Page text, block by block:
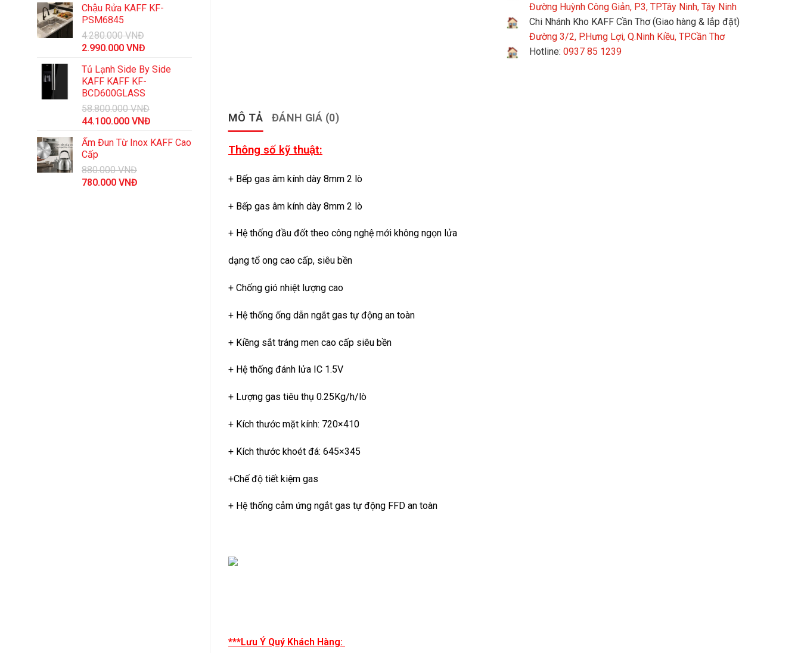
là:
7.880.000 VNĐ.
tại
Chậu Rửa KAFF KF-
PSM6845
4.280.000VNĐ
Giá
là:
4.280.000 VNĐ.
2.990.000 VNĐ
tại
là:
Tủ Lạnh Side By Side
KAFF KAFF KF-
BCD600GLASS
58.800.000VNĐ
Giá
là:
58.800.000 VNĐ.
44.100.000 VNĐ
tại
Ấm Đun Từ Inox KAFF Cao
Cấp
880.000VNĐ
Giá
780.000 VNĐ
Đường Huỳnh Công Giản, P3, TP.Tây Ninh, Tây Ninh
Chi Nhánh Kho KAFF Cần Thơ (Giao hàng & lắp đặt)
Đường 3/2, P.Hưng Lợi, Q.Ninh Kiều, TP.Cần Thơ
Hotline: 0937 85 1239
MÔ TẢ ĐÁNH GIÁ (0)
Thông số kỹ thuật:
+ Bếp gas âm kính dày 8mm 2 lò
+ Bếp gas âm kính dày 8mm 2 lò
+ Hệ thống đầu đốt theo công nghệ mới không ngọn lửa
dạng tổ ong cao cấp, siêu bền
+ Chống gió nhiệt lượng cao
+ Hệ thống ống dẫn ngắt gas tự động an toàn
+ Kiềng sắt tráng men cao cấp siêu bền
+ Hệ thống đánh lửa IC 1.5V
+ Lượng gas tiêu thụ 0.25Kg/h/lò
+ Kích thước mặt kính: 720×410
+ Kích thước khoét đá: 645×345
+Chế độ tiết kiệm gas
+ Hệ thống cảm ứng ngắt gas tự động FFD an toàn
***Lưu Ý Quý Khách Hàng: